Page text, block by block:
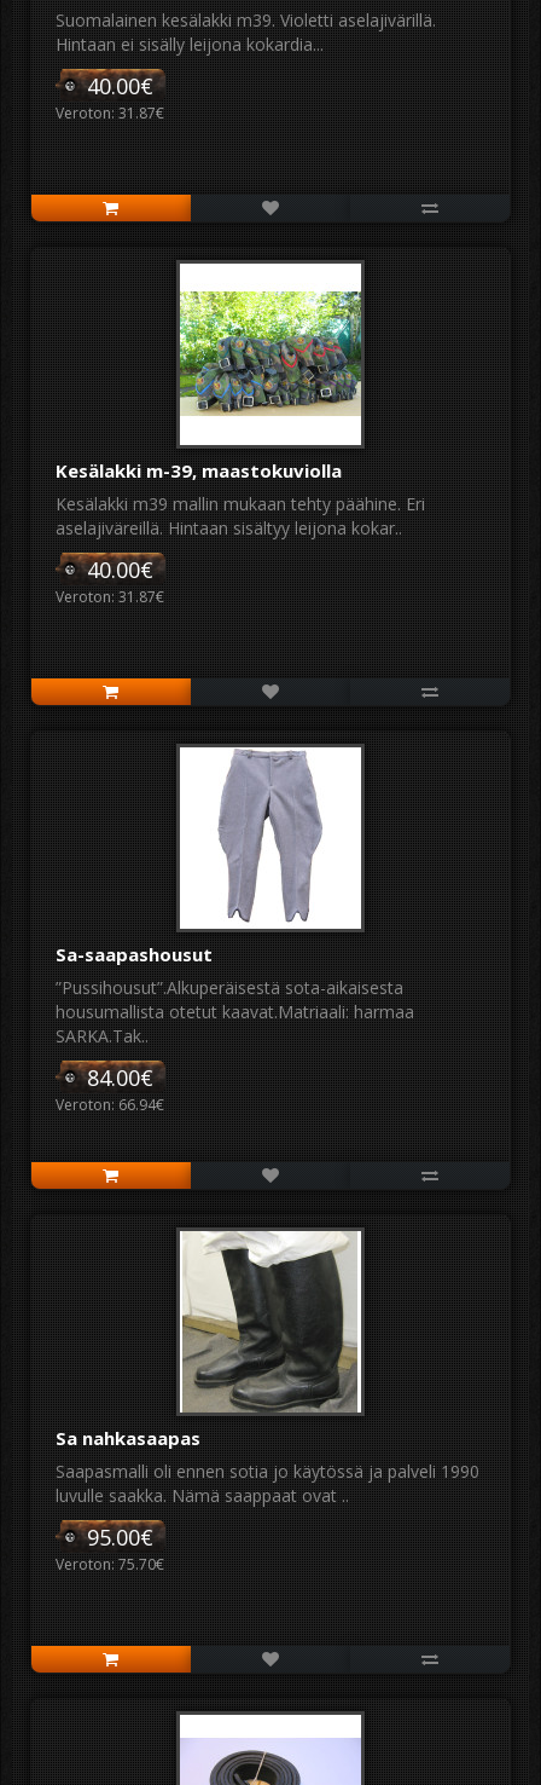
Suomalainen kesälakki m39. Violetti aselajivärillä.
Hintaan ei sisälly leijona kokardia...
40.00€
Veroton: 31.87€
Kesälakki m-39, maastokuviolla
Kesälakki m39 mallin mukaan tehty päähine. Eri
aselajiväreillä. Hintaan sisältyy leijona kokar..
40.00€
Veroton: 31.87€
Sa-saapashousut
”Pussihousut”.Alkuperäisestä sota-aikaisesta
housumallista otetut kaavat.Matriaali: harmaa
SARKA.Tak..
84.00€
Veroton: 66.94€
Sa nahkasaapas
Saapasmalli oli ennen sotia jo käytössä ja palveli 1990
luvulle saakka. Nämä saappaat ovat ..
95.00€
Veroton: 75.70€